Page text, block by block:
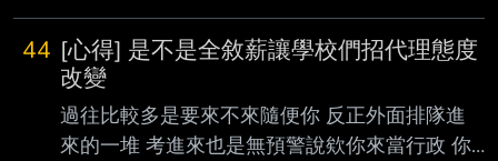
44 [心得] 是不是全敘薪讓學校們招代理態度
改變
過往比較多是要來不來隨便你 反正外面排隊進
來的一堆 考進來也是無預警說欸你來當行政 你